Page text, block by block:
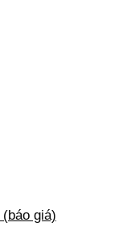
giá)